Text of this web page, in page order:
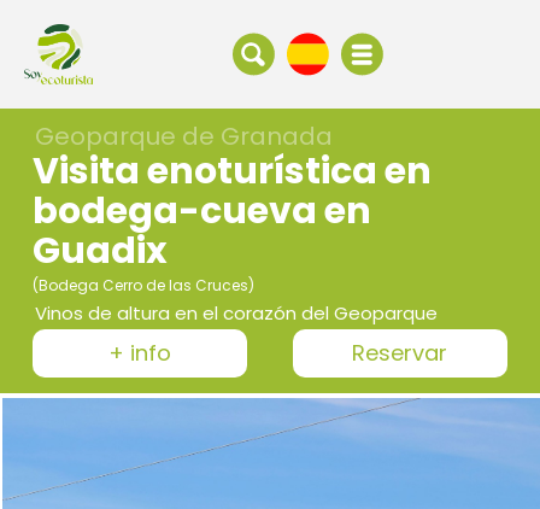
Geoparque de Granada
Visita enoturística en
bodega-cueva en
Guadix
(Bodega Cerro de las Cruces)
Vinos de altura en el corazón del Geoparque
+ info Reservar